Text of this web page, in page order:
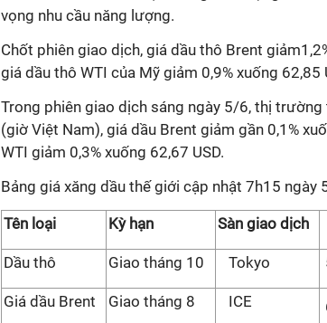
vọng nhu cầu năng lượng.
Chốt phiên giao dịch, giá dầu thô Brent
giá dầu thô WTI của Mỹ giảm 0,9% xuống 62,85
Trong phiên giao dịch sáng ngày 5/6, thị
(giờ Việt Nam), giá dầu Brent giảm gần 0,1%
WTI giảm 0,3% xuống 62,67 USD.
Bảng giá xăng dầu thế giới cập nhật 7h15 ngày
Tên loại Kỳ hạn Sàn giao dịch
Dầu thô Giao tháng 10 Tokyo
Giá dầu Brent Giao tháng 8 ICE